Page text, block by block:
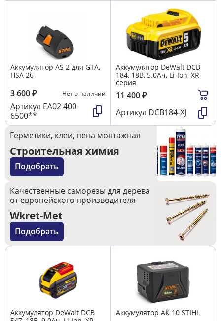
Аккумулятор AS 2 для GTA,
HSA 26
3 600₽ Нет в наличии
Артикул EA02 400
6500**
Аккумулятор DeWalt DCB
184, 18В, 5.0Ач, Li-Ion, XR-
серия
11 400₽
Артикул DCB184-XJ
Герметики, клеи, пена монтажная
Строительная химия
Подобрать
Качественные саморезы для дерева
от европейского производителя
Wkret-Met
Подобрать
Аккумулятор DeWalt DCB
Аккумулятор АК 10 STIHL